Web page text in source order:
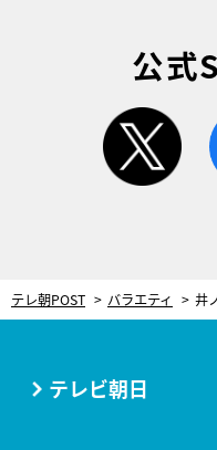
公式
テレ朝POST バラエティ
テレビ朝日